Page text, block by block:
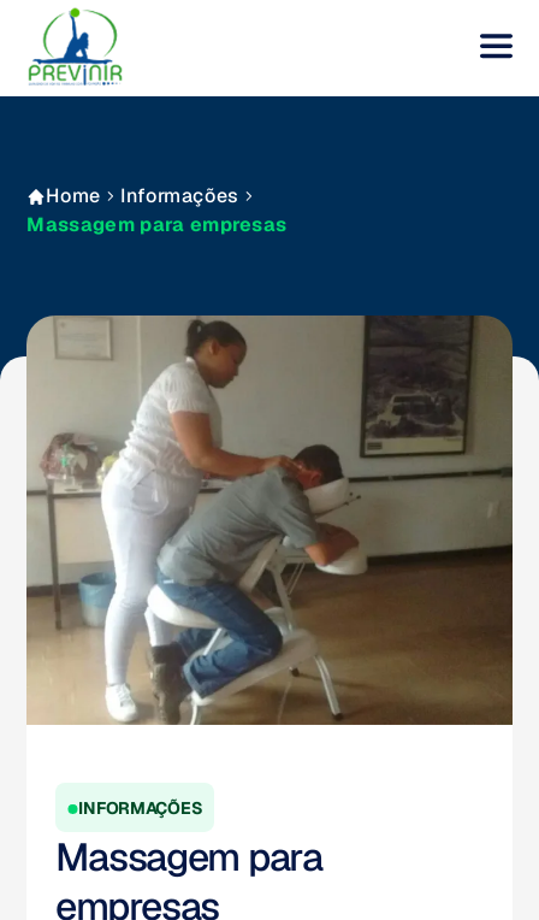
Home
Informações
Massagem para empresas
INFORMAÇÕES
Massagem para
empresas